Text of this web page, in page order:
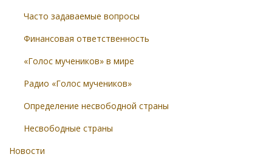
Часто задаваемые вопросы
Финансовая ответственность
«Голос мучеников» в мире
Радио «Голос мучеников»
Определение несвободной страны
Несвободные страны
Новости